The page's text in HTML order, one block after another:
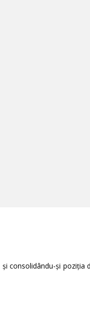
consolidându-și poziția